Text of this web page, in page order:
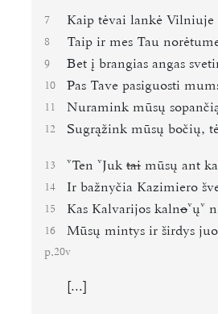
7 Kaip tėvai lankė Vilniuje
8 Taip ir mes Tau
9 Bet į brangias angas
10 Pas Tave pasiguosti
11 Nuramink mūsų
12 Sugrąžink mūsų bočių,
13 Ten Juk tai mūsų ant
14 Ir bažnyčia Kazimiero
15 Kas Kalvarijos kalno ų
16 Mūsų mintys ir širdys
p.20v
[...]